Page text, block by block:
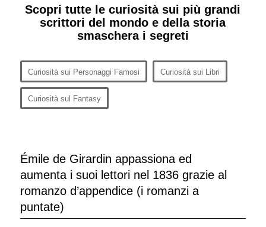
Scopri tutte le curiosità sui più grandi
scrittori del mondo e della storia
smaschera i segreti
Curiosità sui Personaggi Famosi Curiosità sui Libri
Curiosità sul Fantasy
Émile de Girardin appassiona ed
aumenta i suoi lettori nel 1836 grazie al
romanzo d’appendice (i romanzi a
puntate)